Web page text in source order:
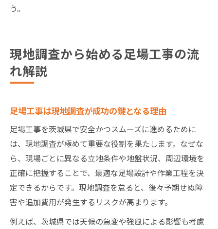
う。
現地調査から始める足場工事の流
れ解説
足場工事は現地調査が成功の鍵となる理由
足場工事を茨城県で安全かつスムーズに進めるために
は、現地調査が極めて重要な役割を果たします。なぜな
ら、現場ごとに異なる立地条件や地盤状況、周辺環境を
正確に把握することで、最適な足場設計や作業工程を決
定できるからです。現地調査を怠ると、後々予期せぬ障
害や追加費用が発生するリスクが高まります。
例えば、茨城県では天候の急変や強風による影響も考慮